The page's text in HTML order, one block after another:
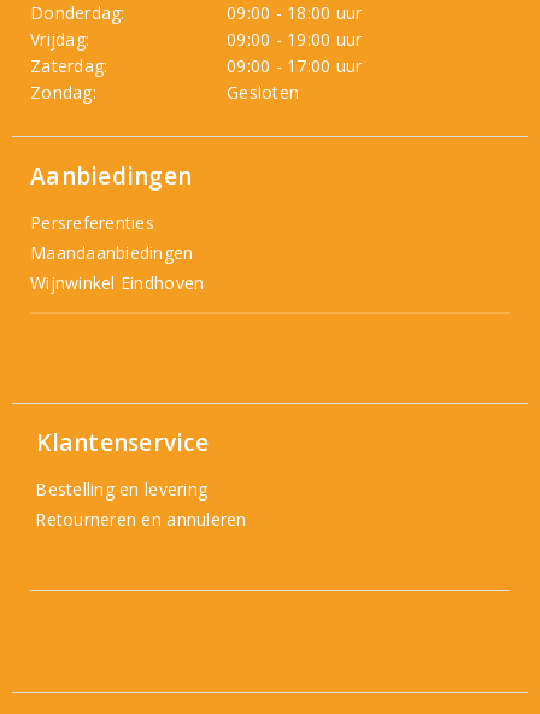
Donderdag:
09:00 - 18:00 uur
Vrijdag:
09:00 - 19:00 uur
Zaterdag:
09:00 - 17:00 uur
Zondag:
Gesloten
Aanbiedingen
Persreferenties
Maandaanbiedingen
Wijnwinkel Eindhoven
Klantenservice
Bestelling en levering
Retourneren en annuleren